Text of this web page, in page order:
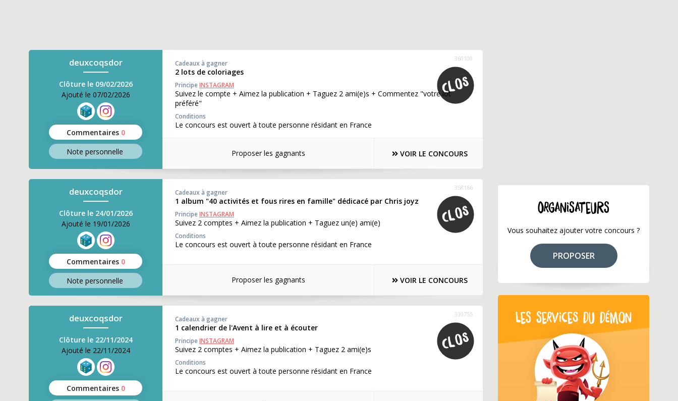
deuxcoqsdor
Clôture le 09/02/2026
Ajouté le 07/02/2026
Commentaires 0
Note personnelle
360100
Cadeaux à gagner
2 lots de coloriages
PrincipeINSTAGRAM
Suivez le compte + Aimez la publication + Taguez 2 ami(e)s + Commentez "votre lot
préféré"
Conditions
Le concours est ouvert à toute personne résidant en France
Proposer les gagnants VOIR LE CONCOURS
deuxcoqsdor
Clôture le 24/01/2026
Ajouté le 19/01/2026
Commentaires 0
Note personnelle
358166
Cadeaux à gagner
1 album "40 activités et fous rires en famille" dédicacé par Chris joyz
PrincipeINSTAGRAM
Suivez 2 comptes + Aimez la publication + Taguez un(e) ami(e)
Conditions
Le concours est ouvert à toute personne résidant en France
Proposer les gagnants VOIR LE CONCOURS
deuxcoqsdor
Clôture le 22/11/2024
Ajouté le 22/11/2024
Commentaires 0
330755
Cadeaux à gagner
1 calendrier de l'Avent à lire et à écouter
PrincipeINSTAGRAM
Suivez 2 comptes + Aimez la publication + Taguez 2 ami(e)s
Conditions
Le concours est ouvert à toute personne résidant en France
ORGANISATEURS
Vous souhaitez ajouter votre concours ?
PROPOSER
LES SERVICES DU DÉMON